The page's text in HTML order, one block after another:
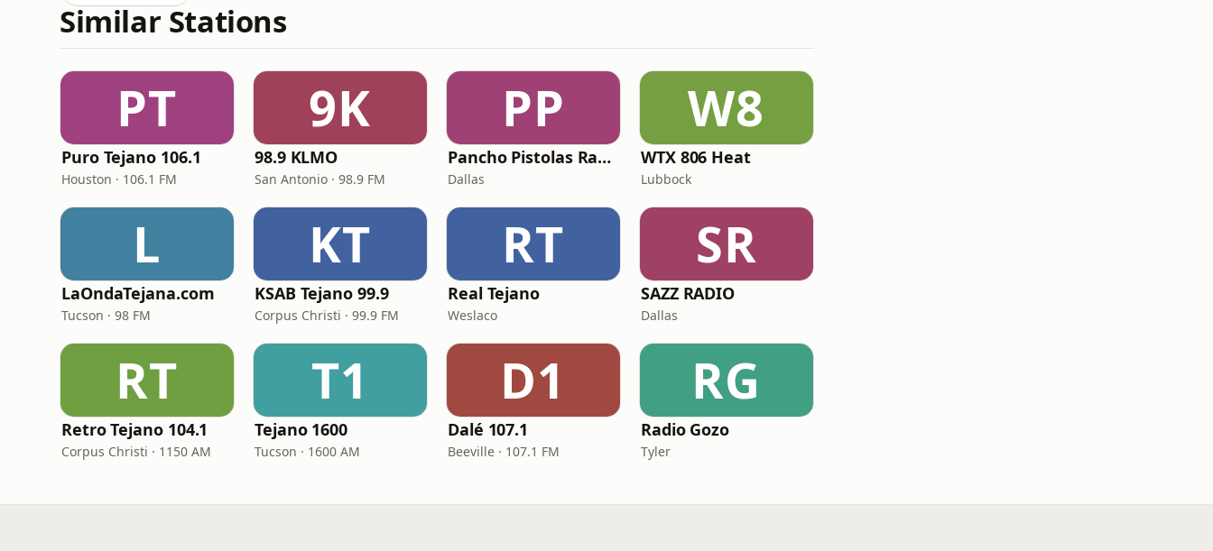
Similar Stations
PT
Puro Tejano 106.1
Houston · 106.1 FM
9K
98.9 KLMO
San Antonio · 98.9 FM
PP
Pancho Pistolas Radio
Dallas
W8
WTX 806 Heat
Lubbock
L
LaOndaTejana.com
Tucson · 98 FM
KT
KSAB Tejano 99.9
Corpus Christi · 99.9 FM
RT
Real Tejano
Weslaco
SR
SAZZ RADIO
Dallas
RT
Retro Tejano 104.1
Corpus Christi · 1150 AM
T1
Tejano 1600
Tucson · 1600 AM
D1
Dalé 107.1
Beeville · 107.1 FM
RG
Radio Gozo
Tyler